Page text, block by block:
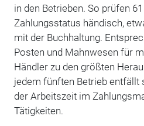
in den Betrieben. So prüfen
Zahlungsstatus händisch,
mit der Buchhaltung.
Posten und Mahnwesen für
Händler zu den größten
jedem fünften Betrieb entfällt
der Arbeitszeit im
Tätigkeiten.